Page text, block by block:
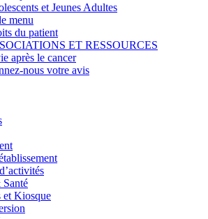
et Jeunes Adultes
menu
du patient
ET RESSOURCES
après le cancer
nous votre avis
et Kiosque